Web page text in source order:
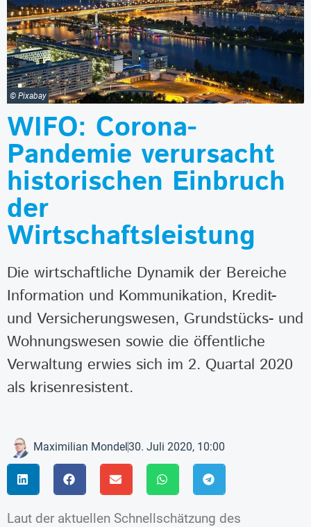
© Pixabay
WIFO: Corona-
Pandemie verursacht
historischen Einbruch
der
Wirtschaftsleistung
Die wirtschaftliche Dynamik der Bereiche
Information und Kommunikation, Kredit-
und Versicherungswesen, Grundstücks- und
Wohnungswesen sowie die öffentliche
Verwaltung erwies sich im 2. Quartal 2020
als krisenresistent.
Maximilian Mondel30. Juli 2020, 10:00
Laut der aktuellen Schnellschätzung des